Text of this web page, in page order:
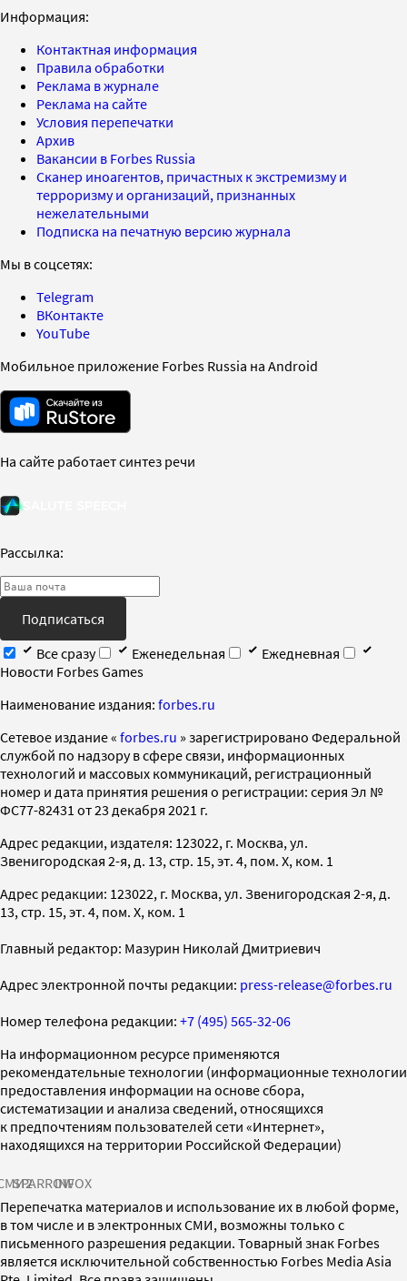
Информация:
Контактная информация
Правила обработки
Реклама в журнале
Реклама на сайте
Условия перепечатки
Архив
Вакансии в Forbes Russia
Сканер иноагентов, причастных к экстремизму и
терроризму и организаций, признанных
нежелательными
Подписка на печатную версию журнала
Мы в соцсетях:
Telegram
ВКонтакте
YouTube
Мобильное приложение Forbes Russia на Android
На сайте работает синтез речи
Рассылка:
Подписаться
Все сразу
Еженедельная
Ежедневная
Новости Forbes Games
Наименование издания: forbes.ru
Cетевое издание « forbes.ru » зарегистрировано Федеральной
службой по надзору в сфере связи, информационных
технологий и массовых коммуникаций, регистрационный
номер и дата принятия решения о регистрации: серия Эл №
ФС77-82431 от 23 декабря 2021 г.
Адрес редакции, издателя: 123022, г. Москва, ул.
Звенигородская 2-я, д. 13, стр. 15, эт. 4, пом. X, ком. 1
Адрес редакции: 123022, г. Москва, ул. Звенигородская 2-я, д.
13, стр. 15, эт. 4, пом. X, ком. 1
Главный редактор: Мазурин Николай Дмитриевич
Адрес электронной почты редакции: press-release@forbes.ru
Номер телефона редакции: +7 (495) 565-32-06
На информационном ресурсе применяются
рекомендательные технологии (информационные технологии
предоставления информации на основе сбора,
систематизации и анализа сведений, относящихся
к предпочтениям пользователей сети «Интернет»,
находящихся на территории Российской Федерации)
SPARROWINFOX
Перепечатка материалов и использование их в любой форме,
в том числе и в электронных СМИ, возможны только с
письменного разрешения редакции. Товарный знак Forbes
является исключительной собственностью Forbes Media Asia